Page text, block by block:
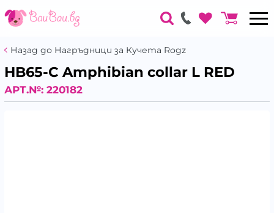
Назад до Нагръдници за Кучета Rogz
HB65-C Amphibian collar L RED
АРТ.№: 220182